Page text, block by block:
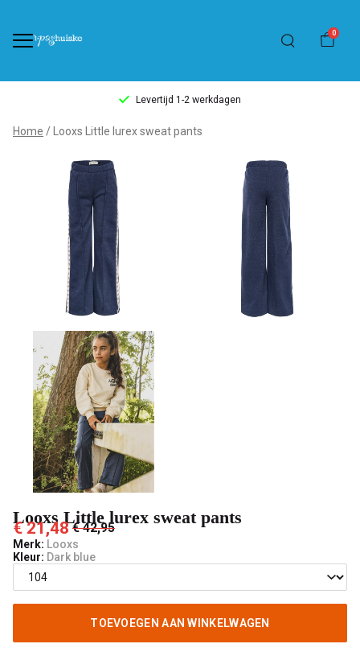
0
Levertijd 1-2 werkdagen
Looxs
Little
lurex
sweat
pants
Pashuiske
Home Looxs Little lurex sweat pants
Looxs Little lurex sweat pants
€ 21,48 € 42,95
Merk: Looxs
Kleur: Dark blue
TOEVOEGEN AAN WINKELWAGEN